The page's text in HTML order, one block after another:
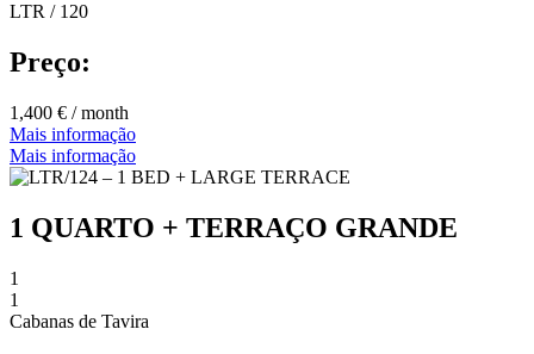
LTR / 120
Preço:
1,400 € / month
Mais informação
Mais informação
1 QUARTO + TERRAÇO GRANDE
1
1
Cabanas de Tavira